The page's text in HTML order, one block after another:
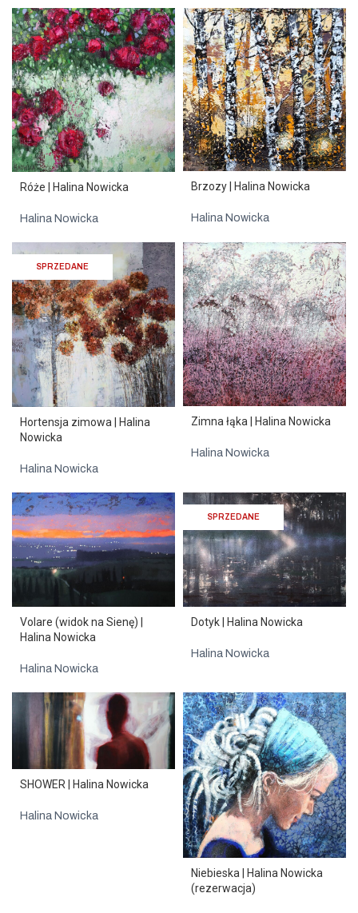
Róże | Halina Nowicka
Halina Nowicka
Brzozy | Halina Nowicka
Halina Nowicka
SPRZEDANE
Hortensja zimowa | Halina
Nowicka
Halina Nowicka
Zimna łąka | Halina Nowicka
Halina Nowicka
Volare (widok na Sienę) |
Halina Nowicka
Halina Nowicka
SPRZEDANE
Dotyk | Halina Nowicka
Halina Nowicka
SHOWER | Halina Nowicka
Halina Nowicka
Niebieska | Halina Nowicka
(rezerwacja)